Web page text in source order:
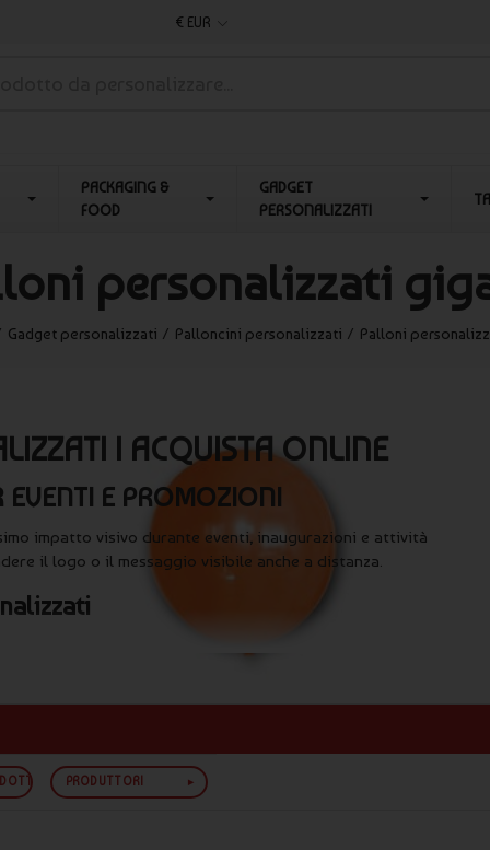
€ EUR
PACKAGING &
FOOD
GADGET
PERSONALIZZATI
personalizzati
Gadget personalizzati Palloncini personalizzati Palloni
| ACQUISTA ONLINE
EVENTI E PROMOZIONI
impatto visivo durante eventi, inaugurazioni e attività
il logo o il messaggio visibile anche a distanza.
PRODUTTORI